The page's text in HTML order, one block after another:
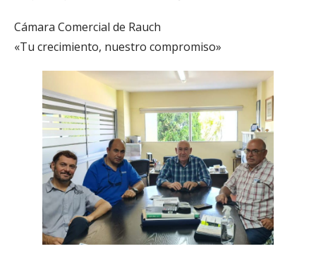
Cámara Comercial de Rauch
«Tu crecimiento, nuestro compromiso»